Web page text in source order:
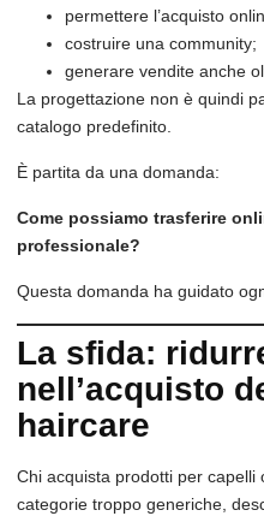
permettere l’acquisto
costruire una community;
generare vendite anche
La progettazione non è quindi
catalogo predefinito.
È partita da una domanda:
Come possiamo trasferire
professionale?
Questa domanda ha guidato
La sfida:
nell’acquisto
haircare
Chi acquista prodotti per
categorie troppo generiche,